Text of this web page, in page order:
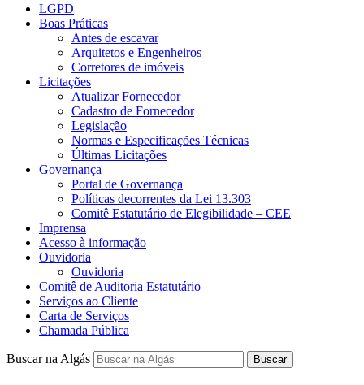
LGPD
Boas Práticas
Antes de escavar
Arquitetos e Engenheiros
Corretores de imóveis
Licitações
Atualizar Fornecedor
Cadastro de Fornecedor
Legislação
Normas e Especificações Técnicas
Últimas Licitações
Governança
Portal de Governança
Políticas decorrentes da Lei 13.303
Comitê Estatutário de Elegibilidade – CEE
Imprensa
Acesso à informação
Ouvidoria
Ouvidoria
Comitê de Auditoria Estatutário
Serviços ao Cliente
Carta de Serviços
Chamada Pública
Buscar na Algás Buscar